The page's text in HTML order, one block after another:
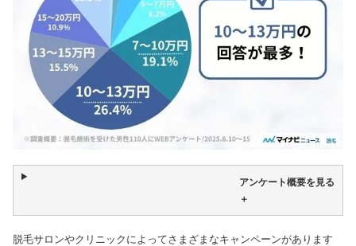
アンケート概要を見る
＋
脱毛サロンやクリニックによってさまざまなキャンペーンがあります